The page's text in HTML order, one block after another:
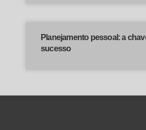
Planejamento pessoal: a
sucesso